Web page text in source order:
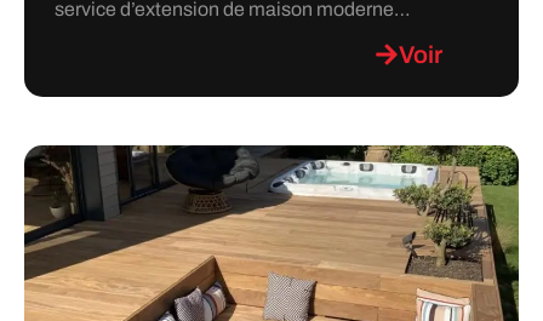
service d’extension de maison moderne…
Voir